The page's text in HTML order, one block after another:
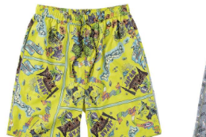
3L/95～110/27/41/130/61
4L/105～120/27/43/140/63
5L/115～130/27/46/150/65
6L/125～140/28/48/160/68
8L/145～160/28/53/180/72
単位はcm
※【返品交換について】
返品交換希望の方は、商品到着後1週間以内にご
下着(肌着)やワイシャツは商品の性質上、返品交